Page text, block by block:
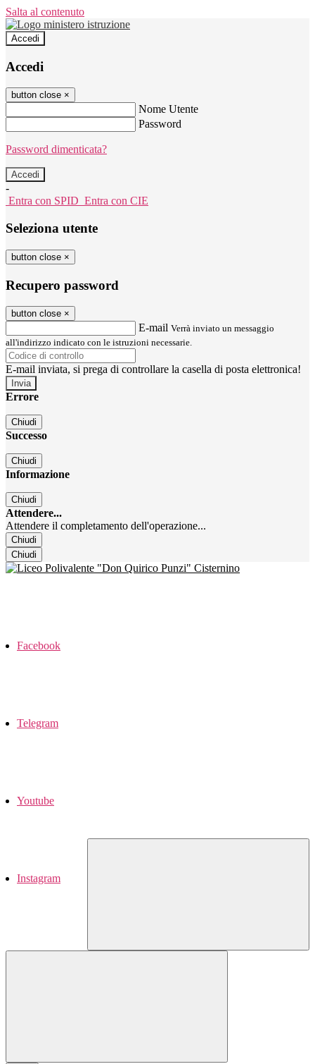
Salta al contenuto
Accedi
Accedi
button close ×
Nome Utente
Password
Password dimenticata?
-
Entra con SPID Entra con CIE
Seleziona utente
button close ×
Recupero password
button close ×
E-mail Verrà inviato un messaggio
all'indirizzo indicato con le istruzioni necessarie.
E-mail inviata, si prega di controllare la casella di posta elettronica!
Errore
Chiudi
Successo
Chiudi
Informazione
Chiudi
Attendere...
Attendere il completamento dell'operazione...
Chiudi
Chiudi
Facebook
Telegram
Youtube
Instagram